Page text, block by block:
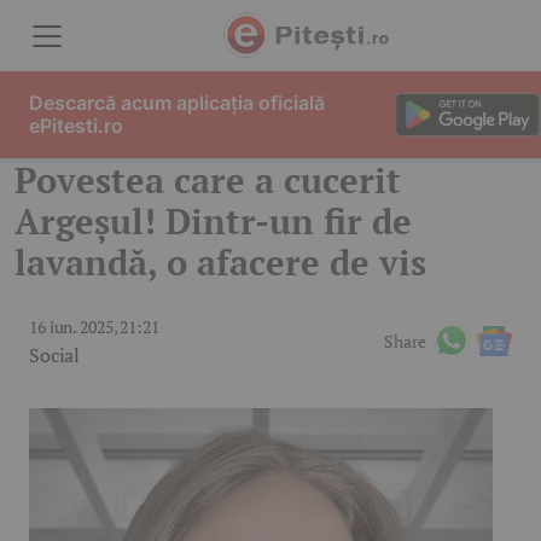
Povestea care a cucerit
Argeșul! Dintr-un fir de
lavandă, o afacere de vis
16 iun. 2025, 21:21
Social
Share
Descarcă acum aplicația oficială
ePitesti.ro